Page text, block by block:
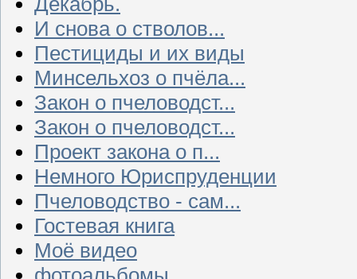
И снова о стволов...
Пестициды и их виды
Минсельхоз о пчёла...
Закон о пчеловодст...
Закон о пчеловодст...
Проект закона о п...
Немного Юриспруденции
Пчеловодство - сам...
Гостевая книга
Моё видео